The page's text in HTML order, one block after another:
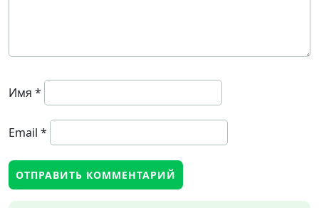
Имя *
Email *